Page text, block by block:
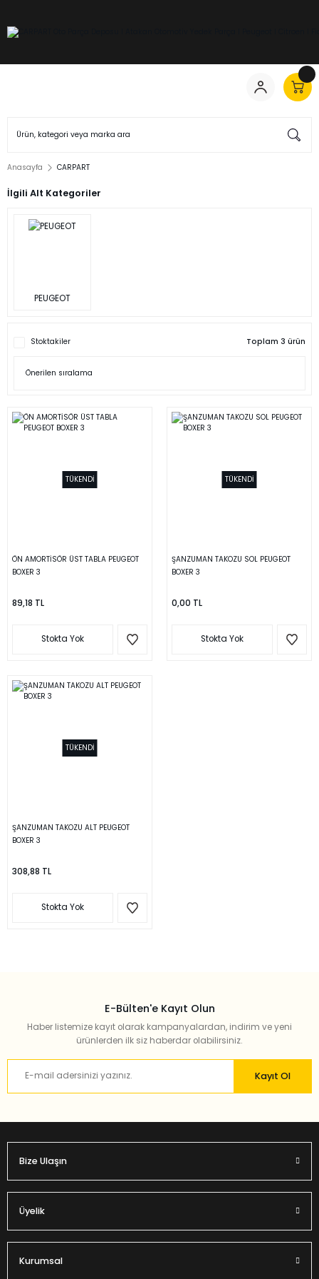
Anasayfa CARPART
İlgili Alt Kategoriler
PEUGEOT
Stoktakiler Toplam 3 ürün
TÜKENDİ
ÖN AMORTİSÖR ÜST TABLA PEUGEOT
BOXER 3
89,18 TL
Stokta Yok
TÜKENDİ
ŞANZUMAN TAKOZU SOL PEUGEOT
BOXER 3
0,00 TL
Stokta Yok
TÜKENDİ
ŞANZUMAN TAKOZU ALT PEUGEOT
BOXER 3
308,88 TL
Stokta Yok
E-Bülten'e Kayıt Olun
Haber listemize kayıt olarak kampanyalardan, indirim ve yeni
ürünlerden ilk siz haberdar olabilirsiniz.
Kayıt Ol
Bize Ulaşın
Üyelik
Kurumsal